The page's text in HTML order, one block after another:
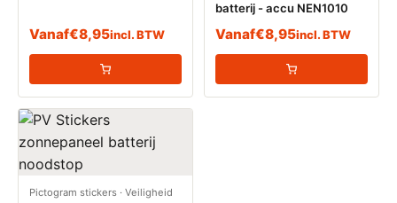
Vanaf€8,95incl. BTW
batterij - accu NEN1010
Vanaf€8,95incl. BTW
Pictogram stickers · Veiligheid